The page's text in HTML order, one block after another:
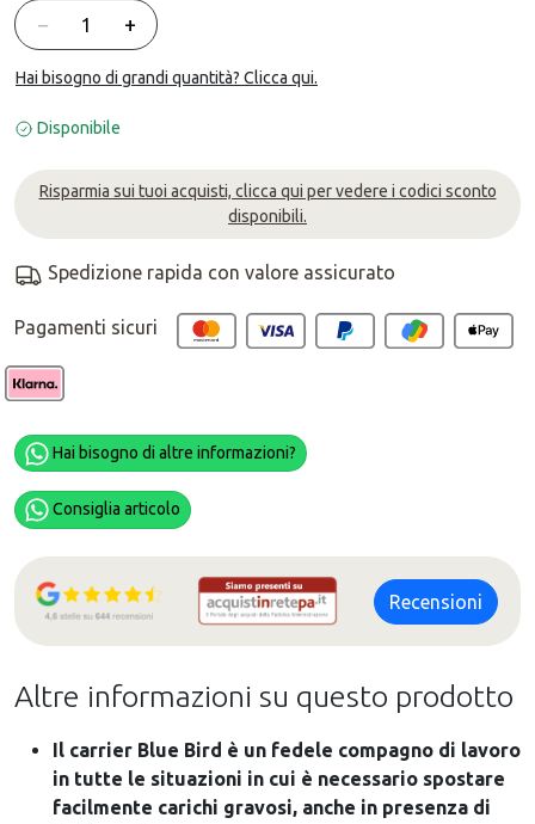
Quantità
− +
Hai bisogno di grandi quantità? Clicca qui.
Disponibile
Risparmia sui tuoi acquisti, clicca qui per vedere i codici sconto
disponibili.
Spedizione rapida con valore assicurato
Pagamenti sicuri
Hai bisogno di altre informazioni?
Consiglia articolo
Recensioni
Altre informazioni su questo prodotto
Il carrier Blue Bird è un fedele compagno di lavoro
in tutte le situazioni in cui è necessario spostare
facilmente carichi gravosi, anche in presenza di